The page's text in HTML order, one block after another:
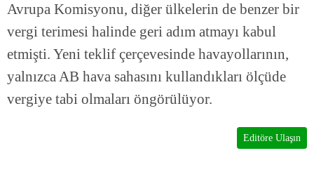
Avrupa Komisyonu, diğer ülkelerin de benzer bir
vergi terimesi halinde geri adım atmayı kabul
etmişti. Yeni teklif çerçevesinde havayollarının,
yalnızca AB hava sahasını kullandıkları ölçüde
vergiye tabi olmaları öngörülüyor.
Editöre Ulaşın